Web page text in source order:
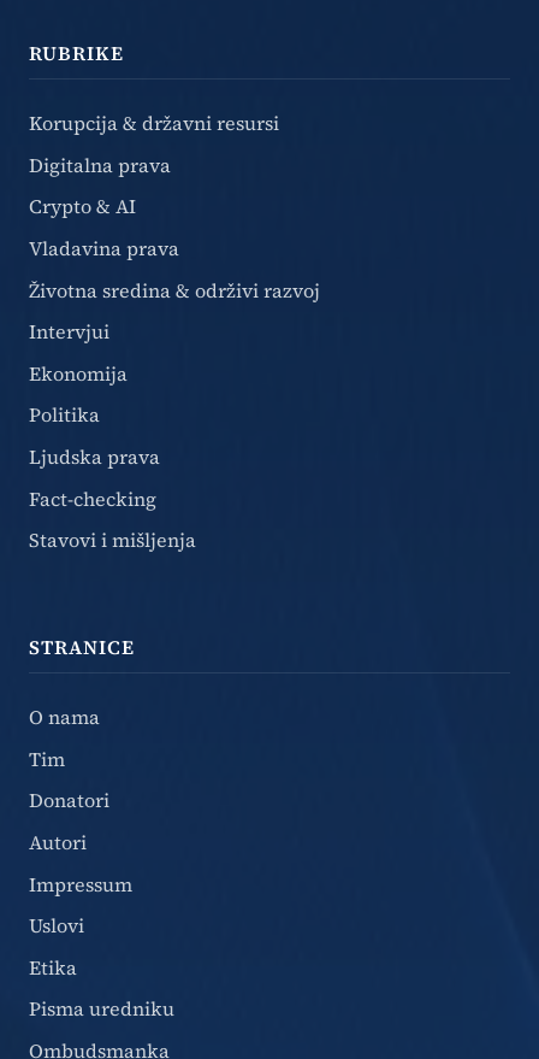
RUBRIKE
Korupcija & državni resursi
Digitalna prava
Crypto & AI
Vladavina prava
Životna sredina & održivi razvoj
Intervjui
Ekonomija
Politika
Ljudska prava
Fact-checking
Stavovi i mišljenja
STRANICE
O nama
Tim
Donatori
Autori
Impressum
Uslovi
Etika
Pisma uredniku
Ombudsmanka